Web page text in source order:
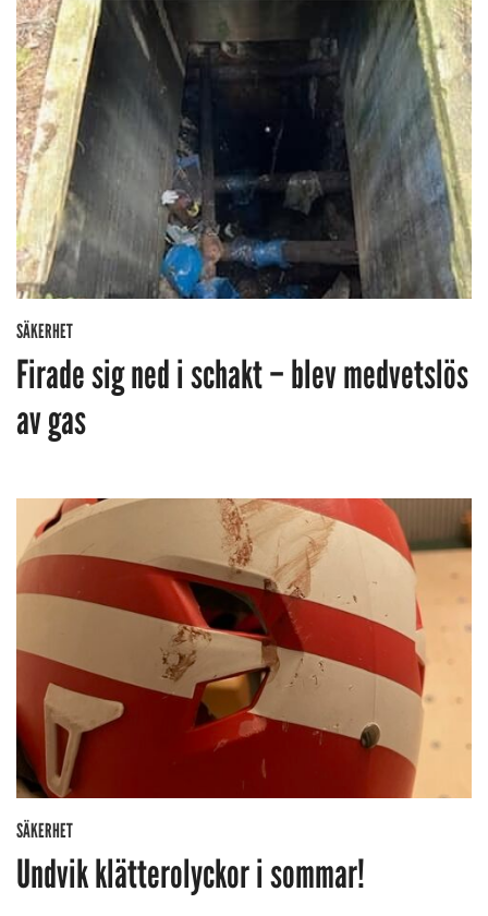
SÄKERHET
Firade sig ned i schakt – blev medvetslös
av gas
SÄKERHET
Undvik klätterolyckor i sommar!